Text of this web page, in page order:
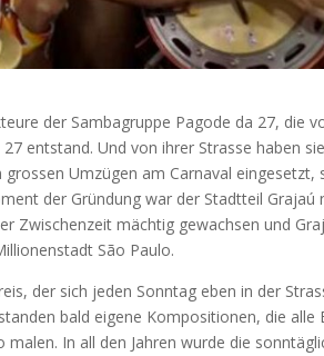
der Sambagruppe Pagode da 27, die
entstand. Und von ihrer Strasse haben
Umzügen am Carnaval eingesetzt,
der Gründung war der Stadtteil Grajaú
Zwischenzeit mächtig gewachsen und
São Paulo.
der sich jeden Sonntag eben in der
bald eigene Kompositionen, die alle
In all den Jahren wurde die